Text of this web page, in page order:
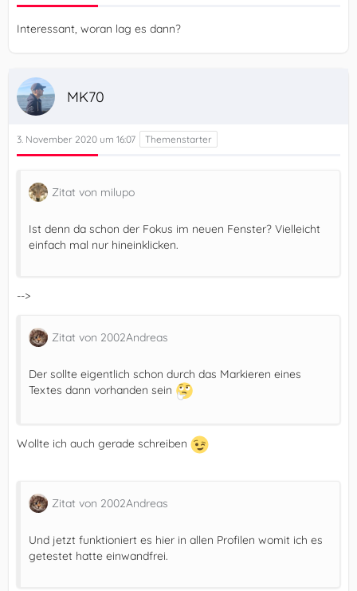
Interessant, woran lag es dann?
MK70
3. November 2020 um 16:07
Zitat von milupo
Ist denn da schon der Fokus im neuen Fenster? Vielleicht
einfach mal nur hineinklicken.
-->
Zitat von 2002Andreas
Der sollte eigentlich schon durch das Markieren eines
Textes dann vorhanden sein
Wollte ich auch gerade schreiben
Zitat von 2002Andreas
Und jetzt funktioniert es hier in allen Profilen womit ich es
getestet hatte einwandfrei.